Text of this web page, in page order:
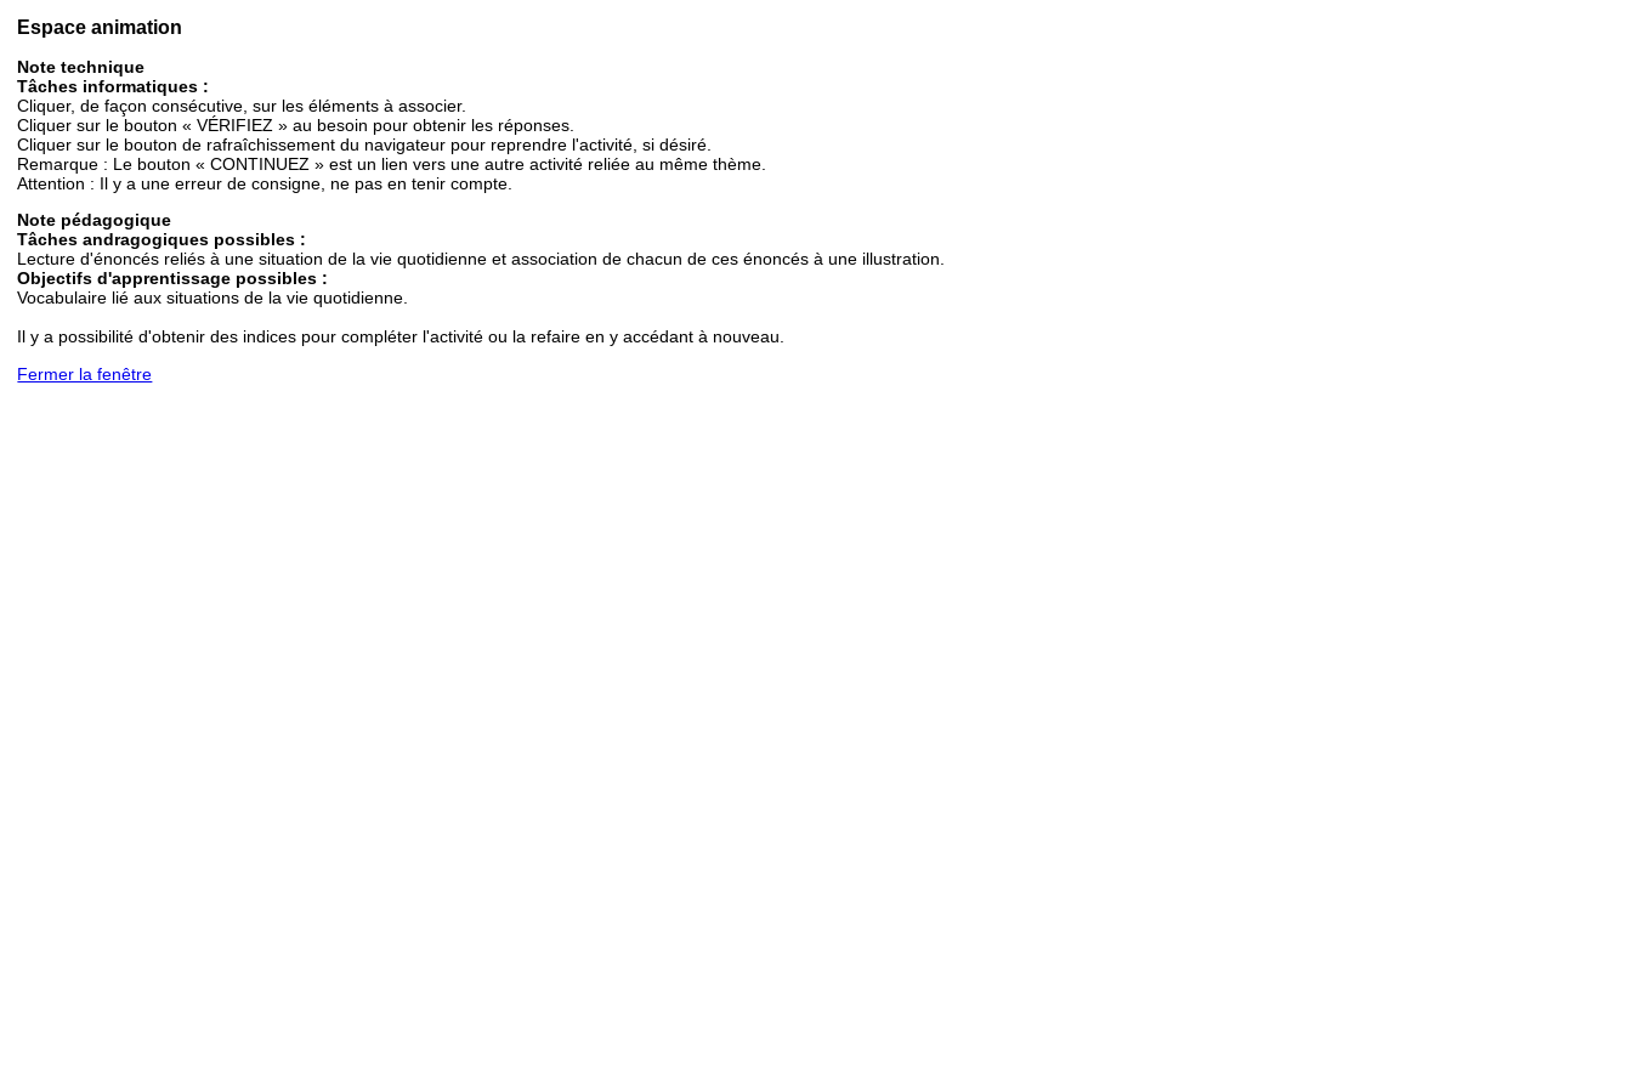
Espace animation
Note technique
Tâches informatiques :
Cliquer, de façon consécutive, sur les éléments à associer.
Cliquer sur le bouton « VÉRIFIEZ » au besoin pour obtenir les réponses.
Cliquer sur le bouton de rafraîchissement du navigateur pour reprendre l'activité, si désiré.
Remarque : Le bouton « CONTINUEZ » est un lien vers une autre activité reliée au même thème.
Attention : Il y a une erreur de consigne, ne pas en tenir compte.
Note pédagogique
Tâches andragogiques possibles :
Lecture d'énoncés reliés à une situation de la vie quotidienne et association de chacun de ces énoncés à une illustration.
Objectifs d'apprentissage possibles :
Vocabulaire lié aux situations de la vie quotidienne.
Il y a possibilité d'obtenir des indices pour compléter l'activité ou la refaire en y accédant à nouveau.
Fermer la fenêtre